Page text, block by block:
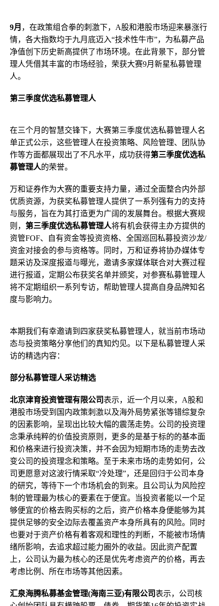
9月 ，在政策组合拳的刺激下，A股和港股市场迎来暴涨行
情，各大指数均于九月底迈入“技术性牛市”，为私募产品
净值创下历史新高提供了市场环境。在此背景下，部分管
理人凭借其丰富的市场经验，荣获大赛9月新星私募管理
人。
第三季度优选私募管理人
在三个月的智慧交锋下，大赛第三季度优选私募管理人名
单正式公示，这些管理人在投资策略、风险管理、团队协
作等方面都展现出了不凡水平，成功获得第三季度优选私
募管理人的荣誉。
万和证券作为大赛的重要支持力量，通过全面整合内外部
优质资源，为获奖私募管理人提供了一系列强有力的支持
与服务，旨在为其打造更为广阔的发展舞台。根据大赛规
则， 第三季度优选私募管理人将有机会获得主办方提供的
资管FOF、自有资金等投资资格、全国巡回私募投资沙龙/
资金对接会的参与资格等。同时，万和证券将协办媒体专
题采访及深度报道与曝光，邀请多家媒体联合对大赛过程
进行报道，定期公布获奖名单并颁奖，对参赛私募管理人
将不定期组织一系列专访，帮助管理人提高自身品牌知名
度与影响力。
本期我们有幸邀请到四家获奖私募管理人，就当前市场动
态与投资策略分享他们的真知灼见。以下是私募管理人采
访的精选内容：
部分私募管理人采访精选
北京津育投资管理有限公司表示，近一个月以来，A股和
港股市场受到国内政策刺激以及海外局势紧张等错综复杂
的因素影响，呈现出比较大幅的震荡走势。公司的投资理
念秉承纯粹的价值投资原则，更多的是基于标的的基本面
和价格来进行投资决策，并不会因为短期市场的走势去改
变公司的投资理念和策略。至于未来市场的走势如何，公
司更愿意对这波行情采取“冷处理”，还是回归于公司本身
的研究，等待下一个市场机会的到来。且公司认为风险控
制的管理最为核心的要素在于便宜。当投资者能以一个足
够便宜的价格去购买标的之后，资产价格本身便能够为其
提供足够的安全边际去覆盖资产本身所具有的风险。同时
也要对于资产价格有着客观和理性的判断，不能被市场情
绪所影响，去追求超过能力圈外的收益。因此资产配置
上，公司认为最为核心的还是优先考虑资产的价格，再去
考虑比例、所在市场等其他因素。
汇泉海腾私募基金管理(海南三亚)有限公司表示，公司核